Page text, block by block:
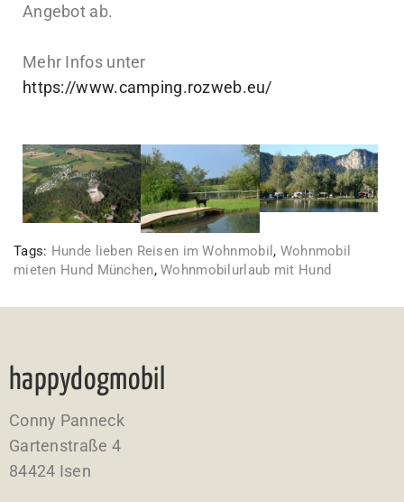
Angebot ab.
Mehr Infos unter
https://www.camping.rozweb.eu/
Tags: Hunde lieben Reisen im Wohnmobil , Wohnmobil
mieten Hund München,Wohnmobilurlaub mit Hund
happydogmobil
Conny Panneck
Gartenstraße 4
84424 Isen